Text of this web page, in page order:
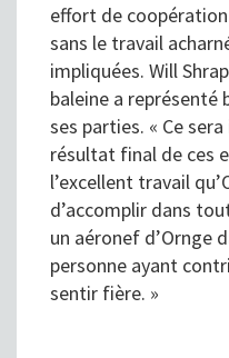
effort de
sans le travail
impliquées. Will
baleine a représenté
ses parties. « Ce
résultat final de ces
l’excellent travail
d’accomplir dans
un aéronef d’Ornge
personne ayant
sentir fière. »